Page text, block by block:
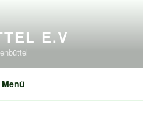
E.V
Menü